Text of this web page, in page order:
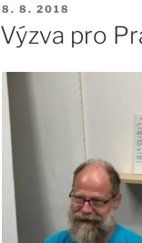
PUBLIKOVÁNO
8. 8. 2018
Výzva pro